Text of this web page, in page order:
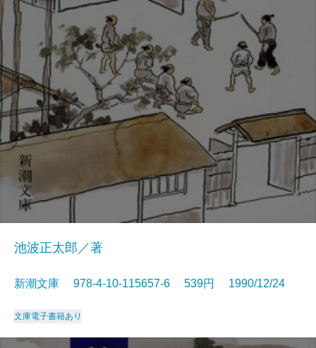
池波正太郎／著
新潮文庫 978-4-10-115657-6 539円 1990/12/24
文庫電子書籍あり